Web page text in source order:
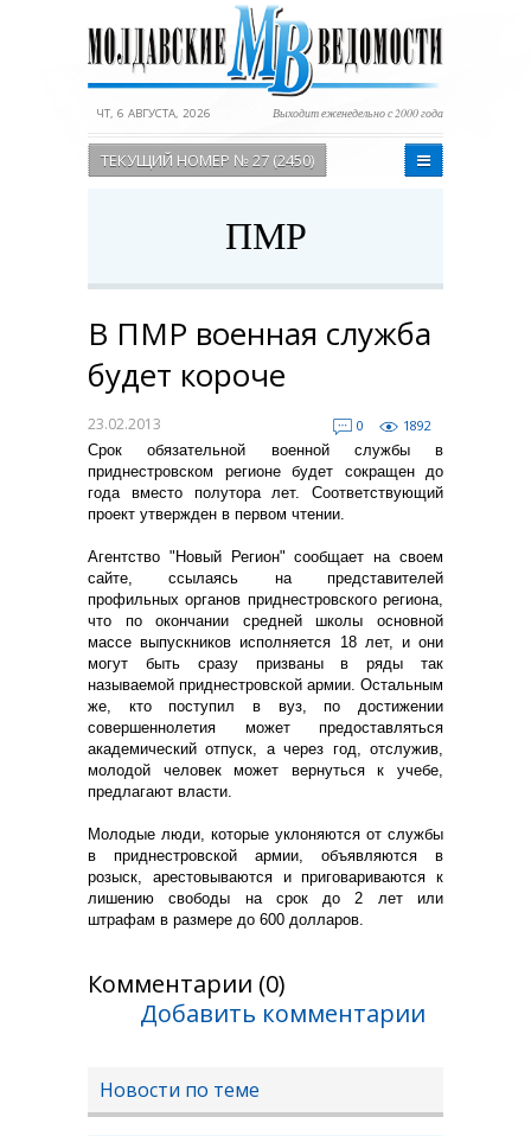
ЧТ, 6 АВГУСТА, 2026 Выходит еженедельно с 2000 года
ТЕКУЩИЙ НОМЕР № 27 (2450)
ПМР
В ПМР военная служба
будет короче
23.02.2013 0
1892
Срок обязательной военной службы в
приднестровском регионе будет сокращен до
года вместо полутора лет. Соответствующий
проект утвержден в первом чтении.
Агентство "Новый Регион" сообщает на своем
сайте, ссылаясь на представителей
профильных органов приднестровского региона,
что по окончании средней школы основной
массе выпускников исполняется 18 лет, и они
могут быть сразу призваны в ряды так
называемой приднестровской армии. Остальным
же, кто поступил в вуз, по достижении
совершеннолетия может предоставляться
академический отпуск, а через год, отслужив,
молодой человек может вернуться к учебе,
предлагают власти.
Молодые люди, которые уклоняются от службы
в приднестровской армии, объявляются в
розыск, арестовываются и приговариваются к
лишению свободы на срок до 2 лет или
штрафам в размере до 600 долларов.
Комментарии (0)
Добавить комментарии
Новости по теме